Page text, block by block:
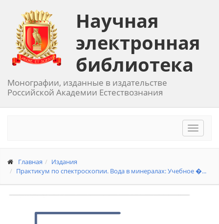
Научная
электронная
библиотека
Монографии, изданные в издательстве
Российской Академии Естествознания
Toggle
Главная
Издания
Практикум по спектроскопии. Вода в минералах: Учебное �...